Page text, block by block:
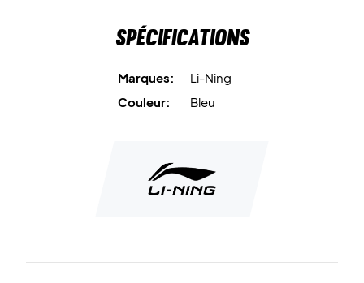
Spécifications
Marques:
Li-Ning
Couleur:
Bleu